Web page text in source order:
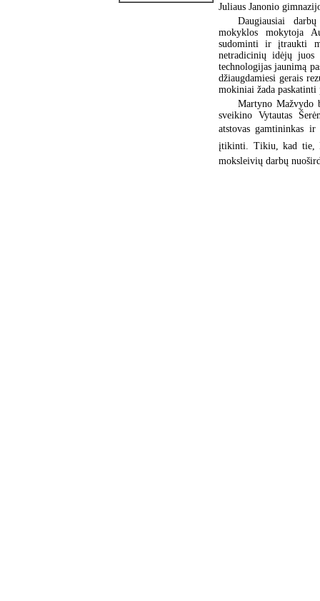
Juliaus Janonio
Daugiausiai
mokyklos mokytoja
sudominti ir įtraukti
netradicinių idėjų juos
technologijas jaunimą
džiaugdamiesi gerais
mokiniai žada paskatinti
Martyno Mažvydo
sveikino Vytautas
atstovas gamtininkas ir
įtikinti. Tikiu, kad tie,
moksleivių darbų